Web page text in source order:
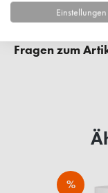
Fragen zum
%
Einstellungen